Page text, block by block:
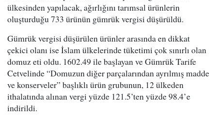
ülkesinden yapılacak, ağırlığını tarımsal ürünlerin
oluşturduğu 733 ürünün gümrük vergisi düşürüldü.
Gümrük vergisi düşürülen ürünler arasında en dikkat
çekici olanı ise İslam ülkelerinde tüketimi çok sınırlı olan
domuz eti oldu. 1602.49 ile başlayan ve Gümrük Tarife
Cetvelinde “Domuzun diğer parçalarından ayrılmış madde
ve konserveler” başlıklı ürün grubunun, 12 ülkeden
ithalatında alınan vergi yüzde 121.5’ten yüzde 98.4’e
indirildi.